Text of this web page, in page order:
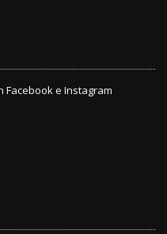
e Instagram